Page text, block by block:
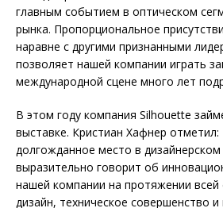
главным событием в оптическом
рынка. Пропорциональное
наравне с другими признанными
позволяет нашей компании играть
международной сцене много лет
В этом году компания Silhouette
выставке. Кристиан Хафнер
долгожданное место в
выразительно говорит об
нашей компании на протяжении всей
дизайн, техническое совершенство и